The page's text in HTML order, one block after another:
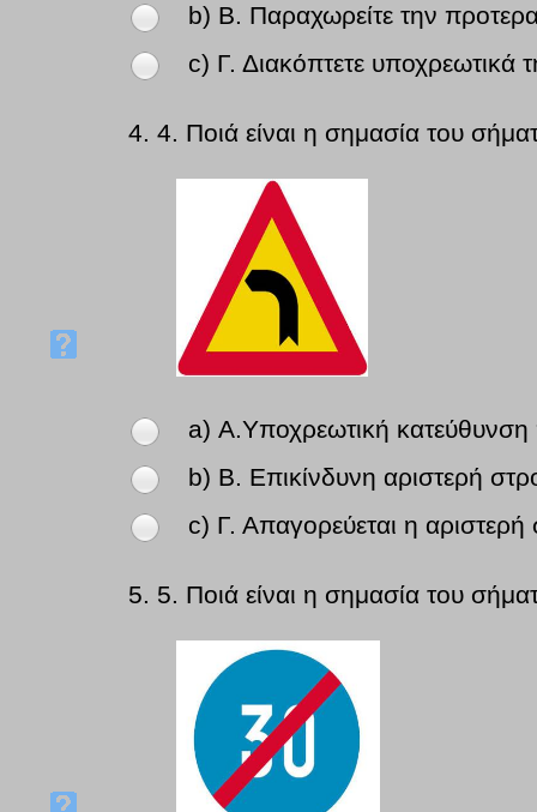
b) Β. Παραχωρείτε την
c) Γ. Διακόπτετε υποχρεωτικά
4. 4. Ποιά είναι η σημασία του
a) Α.Υποχρεωτική κατεύθυνση
b) Β. Επικίνδυνη αριστερή
c) Γ. Απαγορεύεται η
5. 5. Ποιά είναι η σημασία του